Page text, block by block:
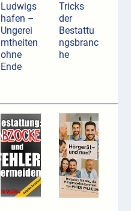
Ludwigs
hafen –
Ungerei
mtheiten
ohne
Ende
Tricks
der
Bestattu
ngsbranc
he